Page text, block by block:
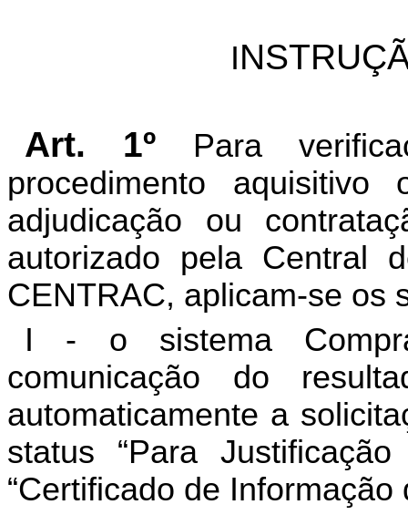
I
Art. 1º
Para
procedimento
adjudicação ou
autorizado pela Central
CENTRAC, aplicam-se os
I - o sistema
comunicação do
automaticamente a
status “Para
“Certificado de Informação